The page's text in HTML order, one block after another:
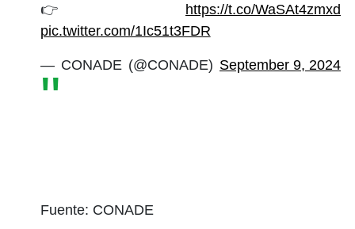
👉 https://t.co/WaSAt4zmxd
pic.twitter.com/1Ic51t3FDR
— CONADE (@CONADE) September 9, 2024
Fuente: CONADE